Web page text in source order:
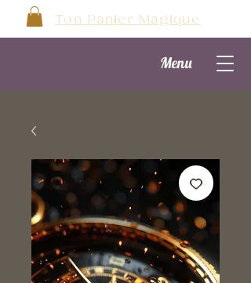
Menu
Ton Panier Magique